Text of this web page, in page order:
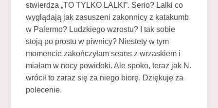
stwierdza „TO TYLKO LALKI”. Serio? Lalki co
wyglądają jak zasuszeni zakonnicy z katakumb
w Palermo? Ludzkiego wzrostu? I tak sobie
stoją po prostu w piwnicy? Niestety w tym
momencie zakończyłam seans z wrzaskiem i
miałam w nocy powidoki. Ale spoko, teraz jak N.
wrócił to zaraz się za niego biorę. Dziękuję za
polecenie.